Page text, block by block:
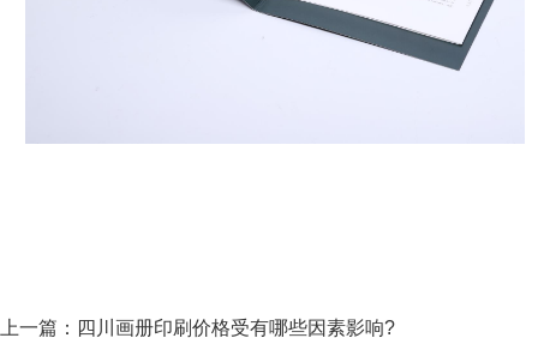
上一篇： 四川画册印刷价格受有哪些因素影响?